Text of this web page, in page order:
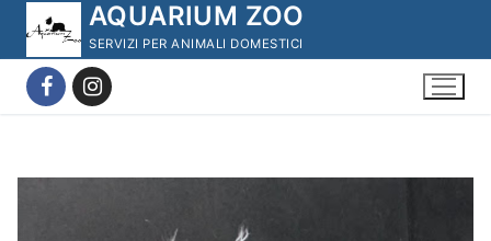
contenuto
AQUARIUM ZOO
SERVIZI PER ANIMALI DOMESTICI